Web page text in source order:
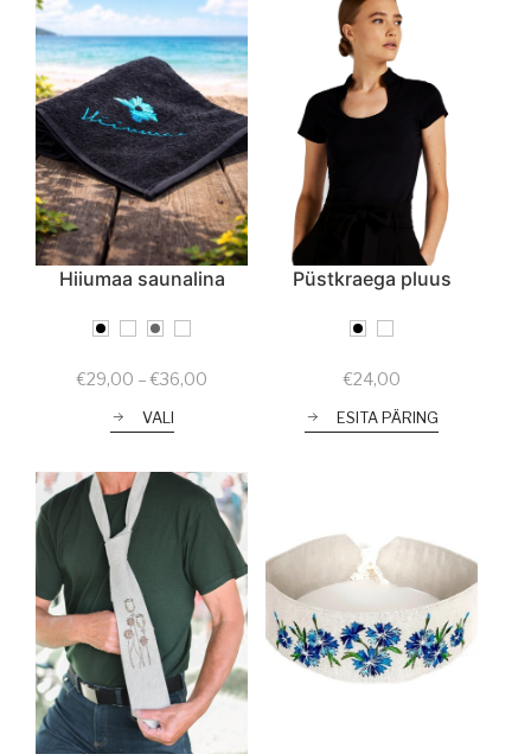
Hiiumaa saunalina
€29,00 – €36,00Price
€36,00
VALI
Püstkraega pluus
€24,00
ESITA PÄRING